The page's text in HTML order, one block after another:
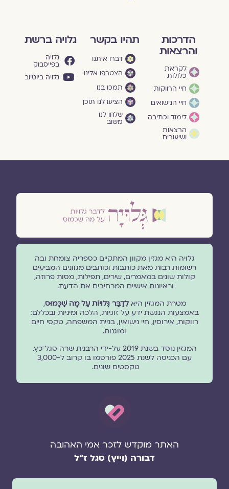
הדרכות
והרצאות
לקראת
כלולות
חיי הרווקות
חיי הנישואים
לימוד וכתיבה
הרצאות
ושיעורים
תהיו בקשר
דברו איתנו
הצטרפו אלינו
תמכו בנו
הציעו לנו תוכן
שלחו לנו
משוב
גלויה ברשת
גלויה
בפייסבוק
גלויה ביוטיוב
גלויה היא מגזין מקוון המתקיים כספריה צומחת ובה
רשומות רבות מאת כותבות וכותבים מגוונים המביעים
קולות שונים במאמרים, שירים, תפילות, מסות פרוזה,
וראיונות אישיים המרחיבים את הדעת.
מטרת המגזין היאלְדַבֵּר גְּלוּיוֹת עַל מָה שֶׁכָּמוּס,
באמצעות הנגשת ידע על זוגיות, הלכה ומיניות ובכללם:
רווקות, אירוסין, חיי נישואין, בניית המשפחה, טקסי חיים
ומוגנוּת.
המגזין נוסד בשנת 2019 על-ידי הרבנית שרה סגל־כץ.
עם הכניסה לשנת 2025 פורסמו בו קרוב ל-3,000
טקסטים שונים.
האתר מוקדש לזכר אמי האהובה
דבורה (וייץ) סגל ז"ל